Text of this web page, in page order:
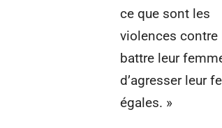
ce que sont les
violences contre
battre leur
d’agresser leur
égales. »